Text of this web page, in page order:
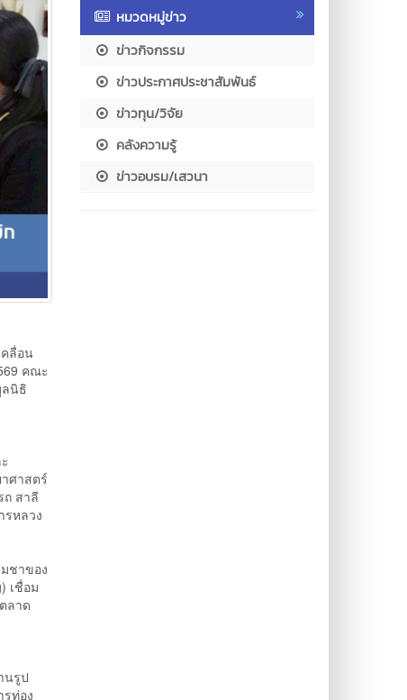
ลื่อน
คณะ
นิธิ
ศาสตร์
ถ สาลี
หลวง
ชาของ
เชื่อม
ลาด
นรูป
ท่อง
หมวดหมู่ข่าว
ข่าวกิจกรรม
ข่าวประกาศประชาสัมพันธ์
ข่าวทุน/วิจัย
คลังความรู้
ข่าวอบรม/เสวนา